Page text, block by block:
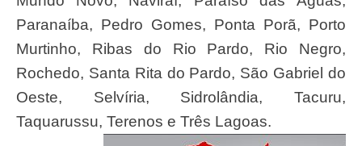
Paranaíba, Pedro Gomes, Ponta Porã, Porto
Murtinho, Ribas do Rio Pardo, Rio Negro,
Rochedo, Santa Rita do Pardo, São Gabriel do
Oeste, Selvíria, Sidrolândia, Tacuru,
Taquarussu, Terenos e Três Lagoas.